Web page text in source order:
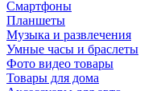
Смартфоны
Планшеты
Музыка и развлечения
Умные часы и браслеты
Фото видео товары
Товары для дома